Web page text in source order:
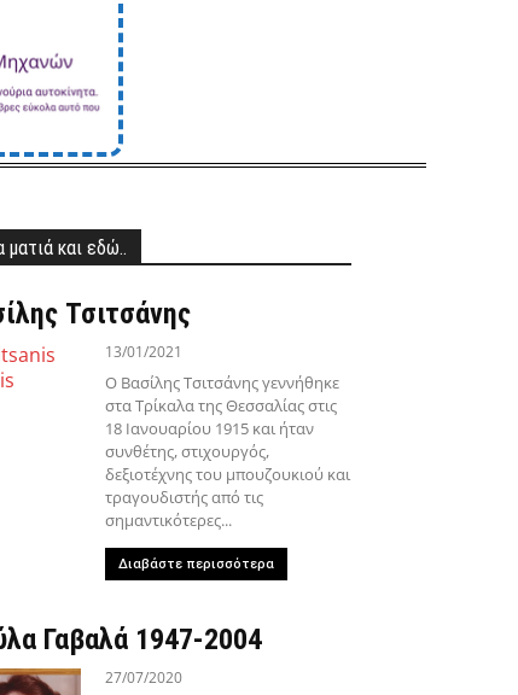
ματιά και εδώ..
Τσιτσάνης
13/01/2021
Ο Βασίλης Τσιτσάνης γεννήθηκε
στα Τρίκαλα της Θεσσαλίας στις
18 Ιανουαρίου 1915 και ήταν
συνθέτης, στιχουργός,
δεξιοτέχνης του μπουζουκιού και
τραγουδιστής από τις
σημαντικότερες...
Διαβάστε περισσότερα
Γαβαλά 1947-2004
27/07/2020